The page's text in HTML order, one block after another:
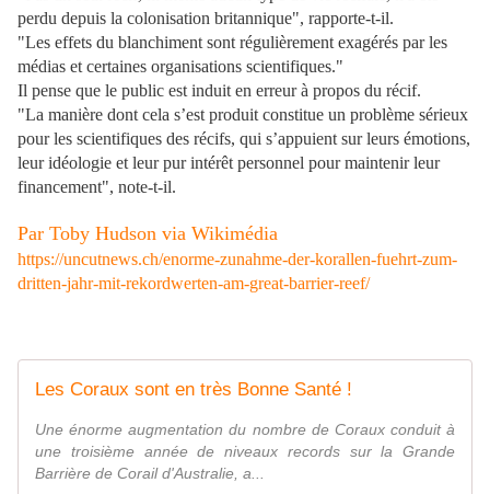
perdu depuis la colonisation britannique", rapporte-t-il.
"Les effets du blanchiment sont régulièrement exagérés par les
médias et certaines organisations scientifiques."
Il pense que le public est induit en erreur à propos du récif.
"La manière dont cela s’est produit constitue un problème sérieux
pour les scientifiques des récifs, qui s’appuient sur leurs émotions,
leur idéologie et leur pur intérêt personnel pour maintenir leur
financement", note-t-il.
Par Toby Hudson via Wikimédia
https://uncutnews.ch/enorme-zunahme-der-korallen-fuehrt-zum-
dritten-jahr-mit-rekordwerten-am-great-barrier-reef/
Les Coraux sont en très Bonne Santé !
Une énorme augmentation du nombre de Coraux conduit à
une troisième année de niveaux records sur la Grande
Barrière de Corail d'Australie, a...